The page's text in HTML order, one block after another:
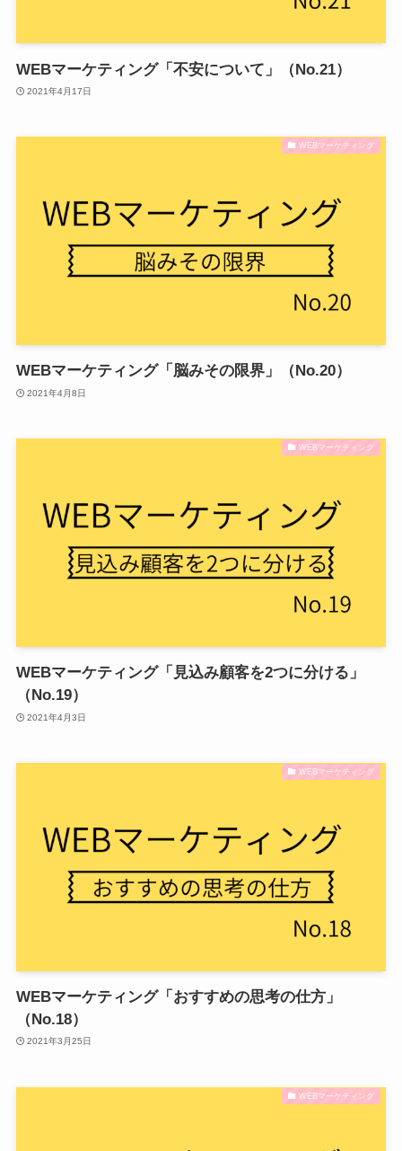
WEBマーケティング「不安について」（No.21）
2021年4月17日
WEBマーケティング
WEBマーケティング「脳みその限界」（No.20）
2021年4月8日
WEBマーケティング
WEBマーケティング「見込み顧客を2つに分ける」
（No.19）
2021年4月3日
WEBマーケティング
WEBマーケティング「おすすめの思考の仕方」
（No.18）
2021年3月25日
WEBマーケティング